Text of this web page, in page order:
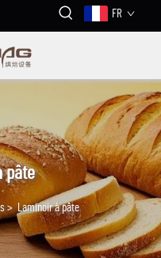
FR
pâte
>Laminoir à pâte